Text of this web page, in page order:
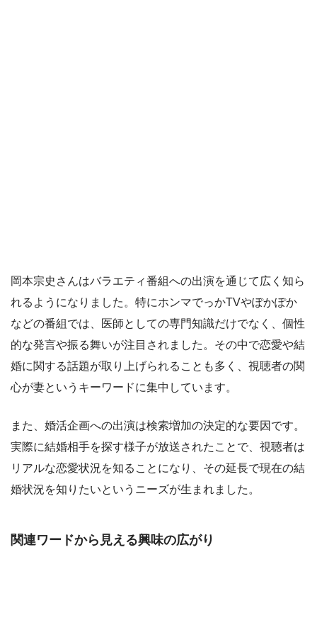
岡本宗史さんはバラエティ番組への出演を通じて広く知ら
れるようになりました。特にホンマでっかTVやぽかぽか
などの番組では、医師としての専門知識だけでなく、個性
的な発言や振る舞いが注目されました。その中で恋愛や結
婚に関する話題が取り上げられることも多く、視聴者の関
心が妻というキーワードに集中しています。
また、婚活企画への出演は検索増加の決定的な要因です。
実際に結婚相手を探す様子が放送されたことで、視聴者は
リアルな恋愛状況を知ることになり、その延長で現在の結
婚状況を知りたいというニーズが生まれました。
関連ワードから見える興味の広がり